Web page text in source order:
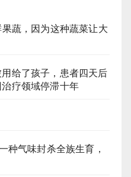
蔬，因为这种蔬菜让大
给了孩子，患者四天后
疗领域停滞十年
种气味封杀全族生育，